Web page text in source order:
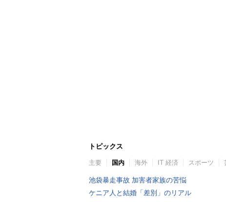
トピックス
主要 国内 海外 IT 経済 スポーツ
池袋暴走事故 加害者家族の苦悩
ケニア人と結婚「差別」のリアル